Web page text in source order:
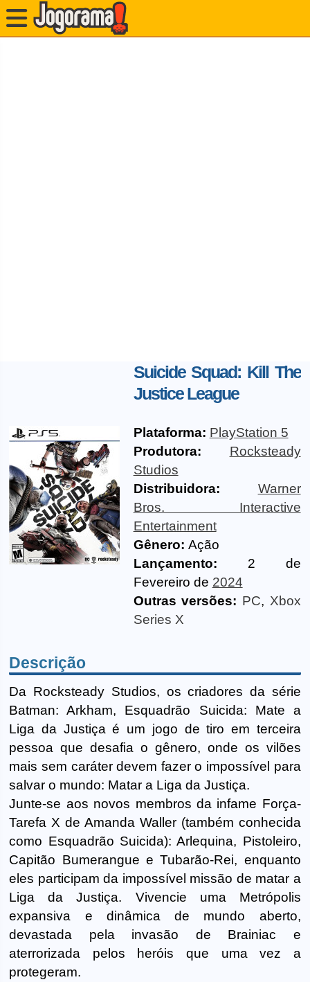
Suicide Squad: Kill The
Justice League
Plataforma: PlayStation 5
Produtora:
Rocksteady
Studios
Distribuidora:
Warner
Bros. Interactive
Entertainment
Gênero: Ação
Lançamento: 2 de
Fevereiro de 2024
Outras versões: PC, Xbox
Series X
Descrição
Da Rocksteady Studios, os criadores da série
Batman: Arkham, Esquadrão Suicida: Mate a
Liga da Justiça é um jogo de tiro em terceira
pessoa que desafia o gênero, onde os vilões
mais sem caráter devem fazer o impossível para
salvar o mundo: Matar a Liga da Justiça.
Junte-se aos novos membros da infame Força-
Tarefa X de Amanda Waller (também conhecida
como Esquadrão Suicida): Arlequina, Pistoleiro,
Capitão Bumerangue e Tubarão-Rei, enquanto
eles participam da impossível missão de matar a
Liga da Justiça. Vivencie uma Metrópolis
expansiva e dinâmica de mundo aberto,
devastada pela invasão de Brainiac e
aterrorizada pelos heróis que uma vez a
protegeram.